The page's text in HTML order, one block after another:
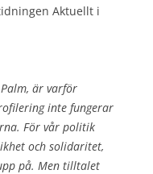
Aktuellt i
är varför
inte fungerar
För vår politik
och solidaritet,
på. Men tilltalet